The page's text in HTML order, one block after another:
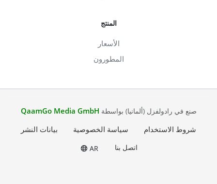
المنتج
الأسعار
المطورون
صنع في رادولفزل (ألمانيا) بواسطة QaamGo Media GmbH
شروط الاستخدام
سياسة الخصوصية بيانات النشر
اتصل بنا AR